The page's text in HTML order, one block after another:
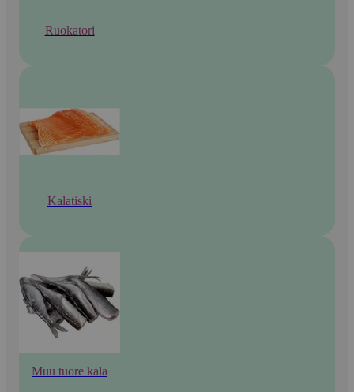
Ruokatori
Kalatiski
Muu tuore kala